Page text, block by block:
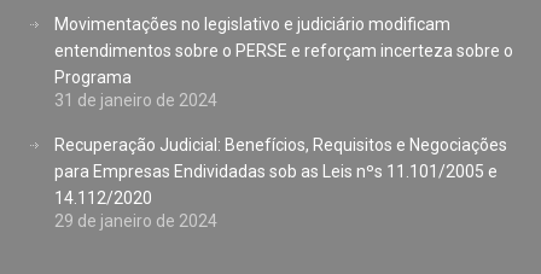
Movimentações no legislativo e judiciário modificam
entendimentos sobre o PERSE e reforçam incerteza sobre o
Programa
31 de janeiro de 2024
Recuperação Judicial: Benefícios, Requisitos e Negociações
para Empresas Endividadas sob as Leis nºs 11.101/2005 e
14.112/2020
29 de janeiro de 2024